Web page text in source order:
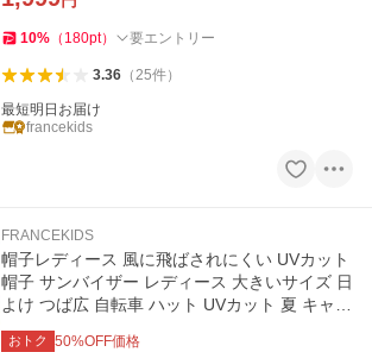
10% （ 180pt） 要エントリー
3.36（25件）
最短明日お届け
francekids
FRANCEKIDS
帽子レディース 風に飛ばされにくい UVカット
帽子 サンバイザー レディース 大きいサイズ 日
よけ つば広 自転車 ハット UVカット 夏 キャス
ケット 春夏
おトク 50%OFF価格